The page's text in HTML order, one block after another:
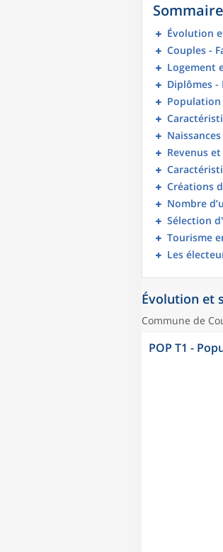
Sommaire
Évolution
Couples -
Logement
Diplômes -
Population
Revenus
Créations
Nombre
Sélection
Tourisme
Les
Évolution et
Commune de
POP T1 -